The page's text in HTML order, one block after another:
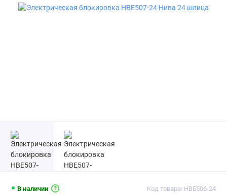
В наличии Код товара: HBE506-24